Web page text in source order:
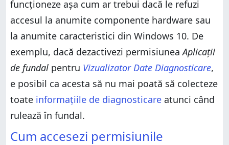
funcționeze așa cum ar trebui dacă le refuzi
accesul la anumite componente hardware sau
la anumite caracteristici din Windows 10. De
exemplu, dacă dezactivezi permisiuneaAplicații
de fundal pentru Vizualizator Date Diagnosticare,
e posibil ca acesta să nu mai poată să colecteze
toate informațiile de diagnosticare atunci când
rulează în fundal.
Cum accesezi permisiunile